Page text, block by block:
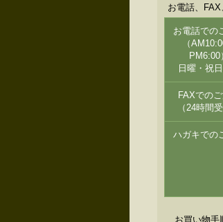
お電話、FAX
お電話での
（
PM6:00
日曜・祝
FAXでの
（24時間受
ハガキでの
お買い物手